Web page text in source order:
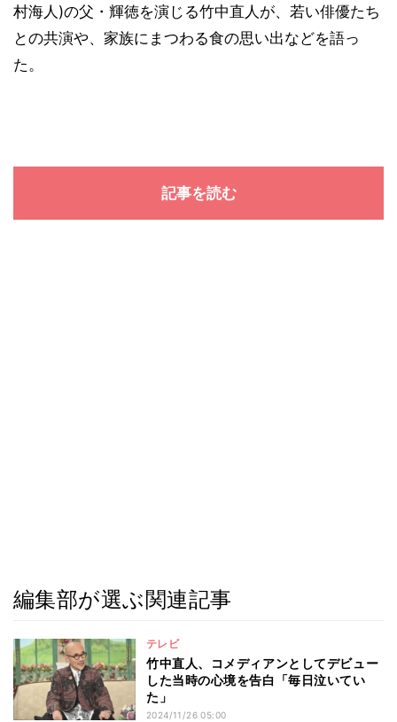
村海人)の父・輝徳を演じる竹中直人が、若い俳優たち
との共演や、家族にまつわる食の思い出などを語っ
た。
記事を読む
編集部が選ぶ関連記事
テレビ
竹中直人、コメディアンとしてデビュー
した当時の心境を告白「毎日泣いてい
た」
2024/11/26 05:00